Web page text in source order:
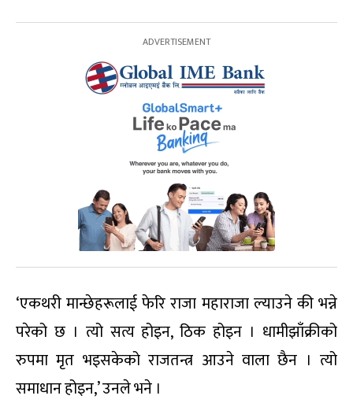
‘एकथरी मान्छेहरूलाई फेरि राजा महाराजा ल्याउने की भन्ने
परेको छ । त्यो सत्य होइन, ठिक होइन । धामीझाँक्रीको
रुपमा मृत भइसकेको राजतन्त्र आउने वाला छैन । त्यो
समाधान होइन,’ उनले भने ।